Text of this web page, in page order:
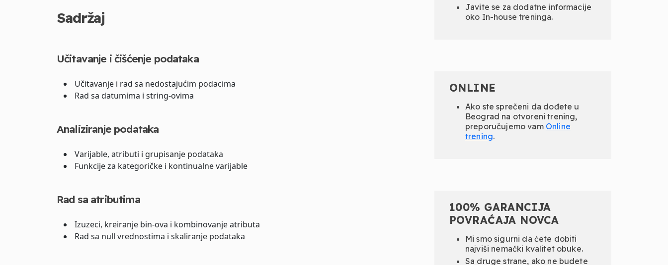
Sadržaj
Učitavanje i čišćenje podataka
Učitavanje i rad sa nedostajućim podacima
Rad sa datumima i string-ovima
Analiziranje podataka
Varijable, atributi i grupisanje podataka
Funkcije za kategoričke i kontinualne varijable
Rad sa atributima
Izuzeci, kreiranje bin-ova i kombinovanje atributa
Rad sa null vrednostima i skaliranje podataka
Javite se za dodatne informacije
oko In-house treninga.
ONLINE
Ako ste sprečeni da dođete u
Beograd na otvoreni trening,
preporučujemo vam Online
trening.
100% GARANCIJA
POVRAĆAJA NOVCA
Mi smo sigurni da ćete dobiti
najviši nemački kvalitet obuke.
Sa druge strane, ako ne budete